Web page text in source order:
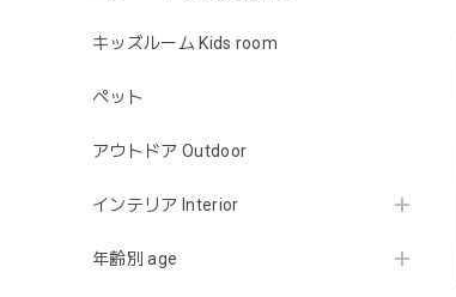
キッズルーム Kids room
ペット
アウトドア Outdoor
インテリア Interior
年齢別 age